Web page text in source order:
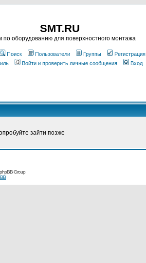
SMT.RU
по оборудованию для поверхностного монтажа
Поиск Пользователи Группы
Регистрация
Войти и проверить личные сообщения Вход
зайти позже
Group